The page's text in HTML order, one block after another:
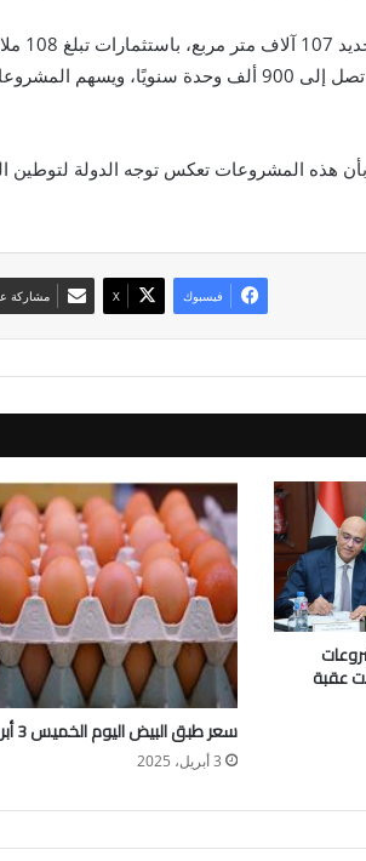
اليابانية، وبطاقة إنتاجية تصل إلى 900 ألف وحدة
بأن هذه المشروعات تعكس توجه الدولة لتوطين
فيسبوك X مشاركة
عقبة
سعر طبق البيض اليوم الخميس 3 أبريل
3 أبريل، 2025